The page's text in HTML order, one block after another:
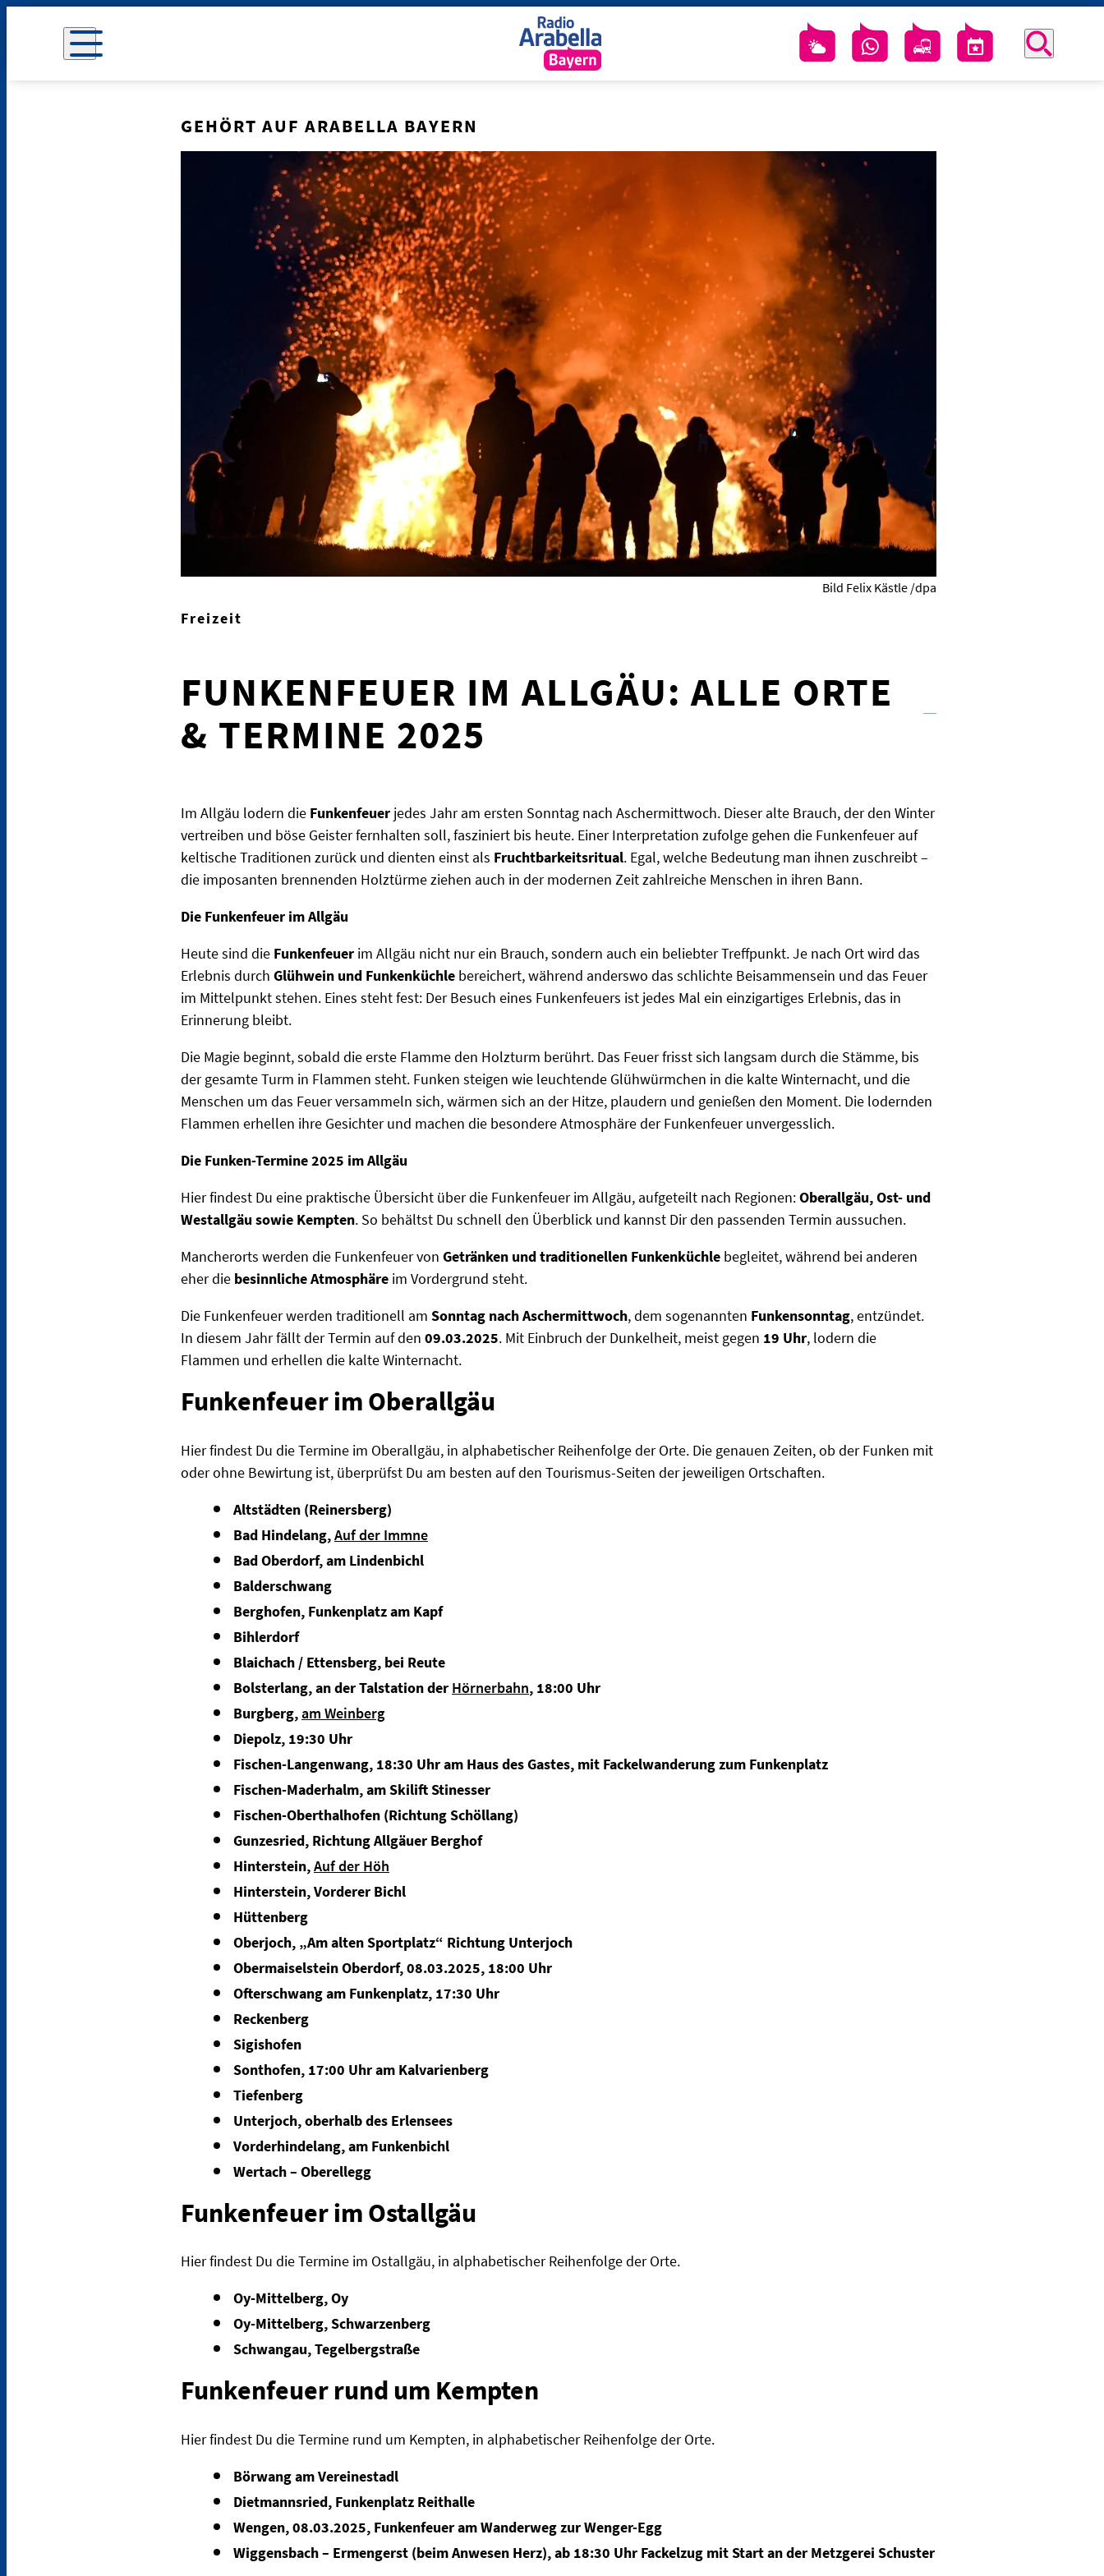
GEHÖRT AUF ARABELLA BAYERN
Bild Felix Kästle /dpa
Freizeit
FUNKENFEUER IM ALLGÄU: ALLE ORTE
& TERMINE 2025
Im Allgäu lodern die Funkenfeuer jedes Jahr am ersten Sonntag nach Aschermittwoch. Dieser alte Brauch, der den Winter
vertreiben und böse Geister fernhalten soll, fasziniert bis heute. Einer Interpretation zufolge gehen die Funkenfeuer auf
keltische Traditionen zurück und dienten einst als Fruchtbarkeitsritual. Egal, welche Bedeutung man ihnen zuschreibt –
die imposanten brennenden Holztürme ziehen auch in der modernen Zeit zahlreiche Menschen in ihren Bann.
Die Funkenfeuer im Allgäu
Heute sind die Funkenfeuer im Allgäu nicht nur ein Brauch, sondern auch ein beliebter Treffpunkt. Je nach Ort wird das
Erlebnis durch Glühwein und Funkenküchle bereichert, während anderswo das schlichte Beisammensein und das Feuer
im Mittelpunkt stehen. Eines steht fest: Der Besuch eines Funkenfeuers ist jedes Mal ein einzigartiges Erlebnis, das in
Erinnerung bleibt.
Die Magie beginnt, sobald die erste Flamme den Holzturm berührt. Das Feuer frisst sich langsam durch die Stämme, bis
der gesamte Turm in Flammen steht. Funken steigen wie leuchtende Glühwürmchen in die kalte Winternacht, und die
Menschen um das Feuer versammeln sich, wärmen sich an der Hitze, plaudern und genießen den Moment. Die lodernden
Flammen erhellen ihre Gesichter und machen die besondere Atmosphäre der Funkenfeuer unvergesslich.
Die Funken-Termine 2025 im Allgäu
Hier findest Du eine praktische Übersicht über die Funkenfeuer im Allgäu, aufgeteilt nach Regionen:Oberallgäu, Ost- und
Westallgäu sowie Kempten. So behältst Du schnell den Überblick und kannst Dir den passenden Termin aussuchen.
Mancherorts werden die Funkenfeuer von Getränken und traditionellen Funkenküchle begleitet, während bei anderen
eher die besinnliche Atmosphäre im Vordergrund steht.
Die Funkenfeuer werden traditionell am Sonntag nach Aschermittwoch, dem sogenannten Funkensonntag, entzündet.
In diesem Jahr fällt der Termin auf den 09.03.2025. Mit Einbruch der Dunkelheit, meist gegen 19 Uhr, lodern die
Flammen und erhellen die kalte Winternacht.
Funkenfeuer im Oberallgäu
Hier findest Du die Termine im Oberallgäu, in alphabetischer Reihenfolge der Orte. Die genauen Zeiten, ob der Funken mit
oder ohne Bewirtung ist, überprüfst Du am besten auf den Tourismus-Seiten der jeweiligen Ortschaften.
Altstädten (Reinersberg)
Bad Hindelang,Auf der Immne
Bad Oberdorf, am Lindenbichl
Balderschwang
Berghofen, Funkenplatz am Kapf
Bihlerdorf
Blaichach / Ettensberg, bei Reute
Bolsterlang, an der Talstation der Hörnerbahn, 18:00 Uhr
Burgberg,am Weinberg
Diepolz, 19:30 Uhr
Fischen-Langenwang, 18:30 Uhr am Haus des Gastes, mit Fackelwanderung zum Funkenplatz
Fischen-Maderhalm, am Skilift Stinesser
Fischen-Oberthalhofen (Richtung Schöllang)
Gunzesried, Richtung Allgäuer Berghof
Hinterstein,Auf der Höh
Hinterstein, Vorderer Bichl
Hüttenberg
Oberjoch, „Am alten Sportplatz“ Richtung Unterjoch
Obermaiselstein Oberdorf, 08.03.2025, 18:00 Uhr
Ofterschwang am Funkenplatz, 17:30 Uhr
Reckenberg
Sigishofen
Sonthofen, 17:00 Uhr am Kalvarienberg
Tiefenberg
Unterjoch, oberhalb des Erlensees
Vorderhindelang, am Funkenbichl
Wertach – Oberellegg
Funkenfeuer im Ostallgäu
Hier findest Du die Termine im Ostallgäu, in alphabetischer Reihenfolge der Orte.
Oy-Mittelberg, Oy
Oy-Mittelberg, Schwarzenberg
Schwangau, Tegelbergstraße
Funkenfeuer rund um Kempten
Hier findest Du die Termine rund um Kempten, in alphabetischer Reihenfolge der Orte.
Börwang am Vereinestadl
Dietmannsried, Funkenplatz Reithalle
Wengen, 08.03.2025, Funkenfeuer am Wanderweg zur Wenger-Egg
Wiggensbach – Ermengerst (beim Anwesen Herz), ab 18:30 Uhr Fackelzug mit Start an der Metzgerei Schuster